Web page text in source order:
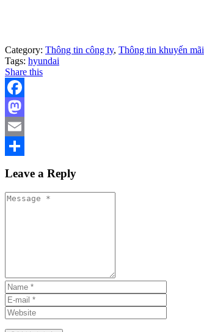
Category: Thông tin công ty, Thông tin khuyến mãi
Tags: hyundai
Share this
Facebook
Mastodon
Email
Leave a Reply